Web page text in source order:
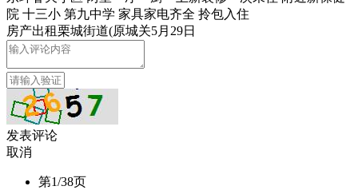
院 十三小 第九中学 家具家电齐全 拎包入住
房产出租栗城街道(原城关5月29日
发表评论
取消
第1/38页